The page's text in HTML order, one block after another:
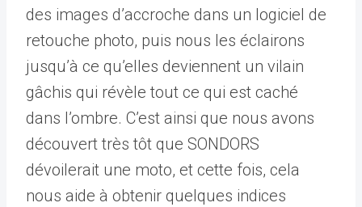
des images d’accroche dans un logiciel de
retouche photo, puis nous les éclairons
jusqu’à ce qu’elles deviennent un vilain
gâchis qui révèle tout ce qui est caché
dans l’ombre. C’est ainsi que nous avons
découvert très tôt que SONDORS
dévoilerait une moto, et cette fois, cela
nous aide à obtenir quelques indices